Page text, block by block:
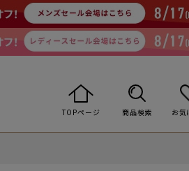
TOPページ 商品検索 お気